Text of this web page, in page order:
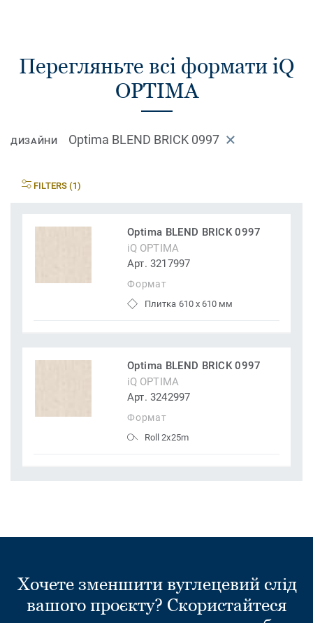
Перегляньте всі формати iQ
OPTIMA
ДИЗАЙНИ Optima BLEND BRICK 0997
FILTERS (1)
Optima BLEND BRICK 0997
iQ OPTIMA
Арт. 3217997
Формат
Плитка 610 x 610 мм
Optima BLEND BRICK 0997
iQ OPTIMA
Арт. 3242997
Формат
Roll 2x25m
Хочете зменшити вуглецевий слід
вашого проєкту? Скористайтеся